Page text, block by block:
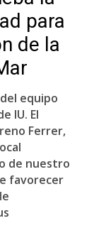
para
de la
equipo
IU. El
Ferrer,
de nuestro
favorecer